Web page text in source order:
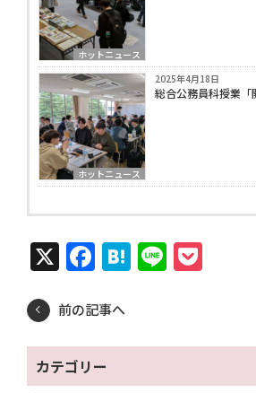
ホットニュース
ホットニュース
2025年4月18日
総合公務員科授業「
X Facebook
Hatena
Line
前の記事へ
カテゴリー